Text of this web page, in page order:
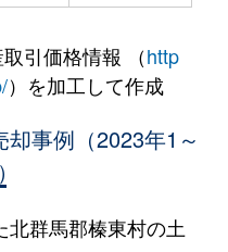
引価格情報 （http
）を加工して作成
事例（2023年1～
群馬郡榛東村の土